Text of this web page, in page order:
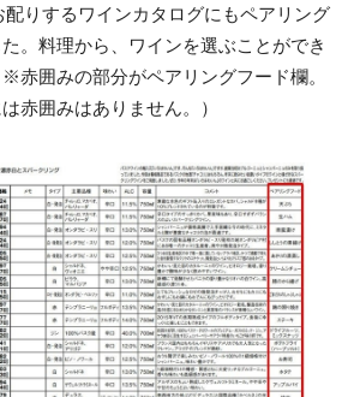
りするワインカタログにもペアリング
。料理から、ワインを選ぶことができ
赤囲みの部分がペアリングフード欄。
赤囲みはありません。）